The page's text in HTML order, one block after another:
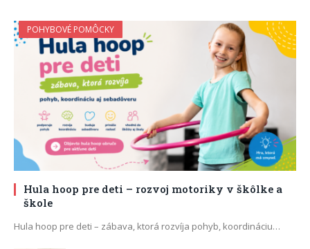
POHYBOVÉ POMÔCKY
Hula hoop pre deti – rozvoj motoriky v škôlke a
škole
Hula hoop pre deti – zábava, ktorá rozvíja pohyb, koordináciu…